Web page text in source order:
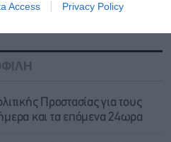
Access Privacy Policy
Προστασίας για τους
και τα επόμενα 24ωρα